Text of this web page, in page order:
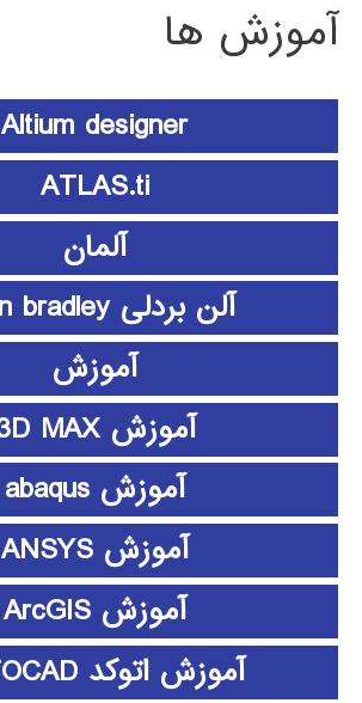
آموزش ها
Altium designer
ATLAS.ti
آلمان
آلن بردلی Allen bradley
آموزش
آموزش 3D MAX
آموزش abaqus
آموزش ANSYS
آموزش ArcGIS
آموزش اتوکد AUTOCAD